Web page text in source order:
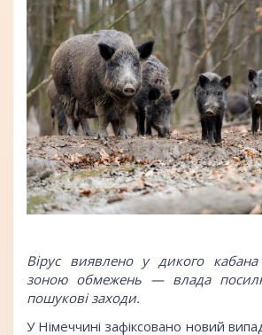
Вірус виявлено у дикого
зоною обмежень — влада
пошукові заходи.
У Німеччині зафіксовано новий